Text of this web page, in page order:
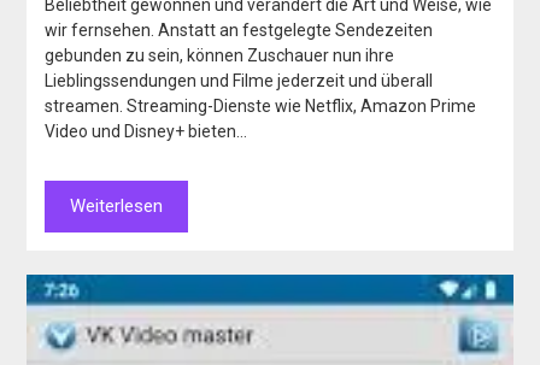
Beliebtheit gewonnen und verändert die Art und Weise, wie
wir fernsehen. Anstatt an festgelegte Sendezeiten
gebunden zu sein, können Zuschauer nun ihre
Lieblingssendungen und Filme jederzeit und überall
streamen. Streaming-Dienste wie Netflix, Amazon Prime
Video und Disney+ bieten…
Weiterlesen